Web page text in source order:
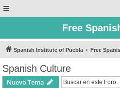
Free
Spanish Institute of Puebla Free
Spanish Culture
Nuevo Tema